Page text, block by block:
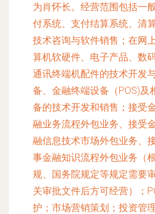
为肖怀长。经营范围包括一
付系统、支付结算系统、清
技术咨询与软件销售；在网
算机软硬件、电子产品、数
通讯终端机配件的技术开发
备、金融终端设备（POS)及
备的技术开发和销售；接受
融业务流程外包业务、接受
融信息技术市场外包业务、
事金融知识流程外包业务（
规、国务院规定等规定需要
关审批文件后方可经营）；
护；市场营销策划；投资管